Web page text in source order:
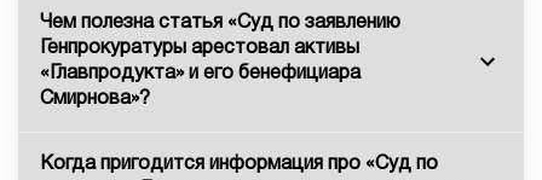
Чем полезна статья «Суд по заявлению
Генпрокуратуры арестовал активы
«Главпродукта» и его бенефициара
Смирнова»?
Когда пригодится информация про «Суд по